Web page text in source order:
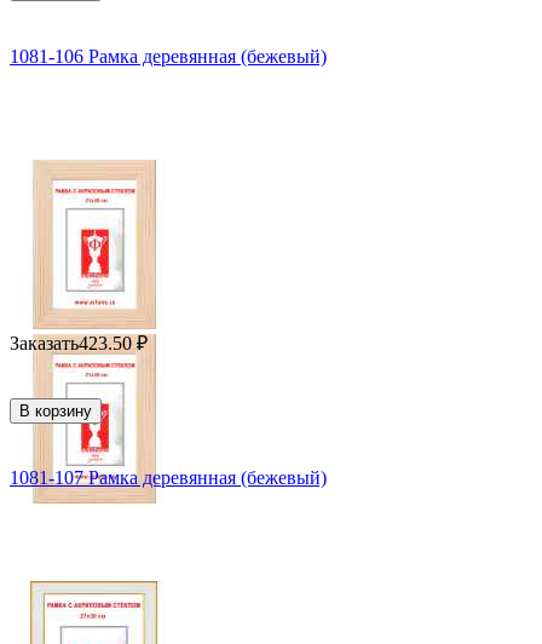
1081-106 Рамка деревянная (бежевый)
Заказать423.50 ₽
В корзину
1081-107 Рамка деревянная (бежевый)